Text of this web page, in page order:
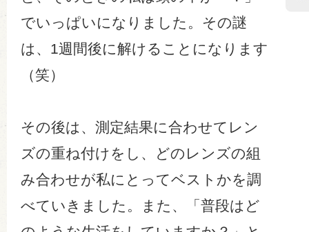
でいっぱいになりました。その謎
は、1週間後に解けることになります
（笑）
その後は、測定結果に合わせてレン
ズの重ね付けをし、どのレンズの組
み合わせが私にとってベストかを調
べていきました。また、「普段はど